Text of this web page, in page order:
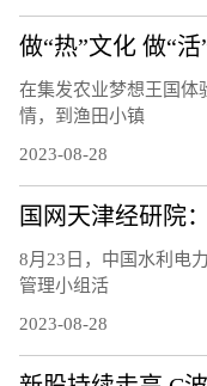
在集发农业梦想王国体
情，到渔田小镇
2023-08-28
8月23日，中国水利电
管理小组活
2023-08-28